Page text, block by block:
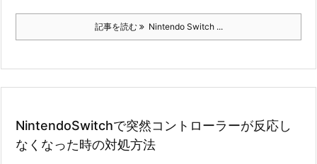
記事を読む Nintendo Switch ...
NintendoSwitchで突然コントローラーが反応し
なくなった時の対処方法